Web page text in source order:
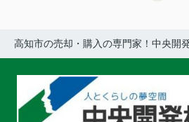
高知市の売却・購入の専門家！中央開